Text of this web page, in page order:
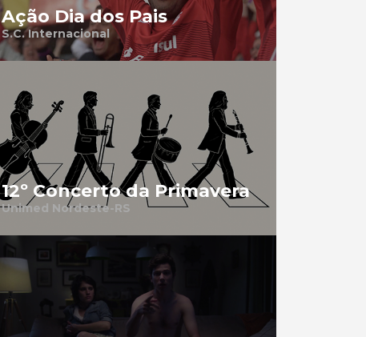
Ação Dia dos Pais
S.C. Internacional
12º Concerto da Primavera
Unimed Nordeste-RS